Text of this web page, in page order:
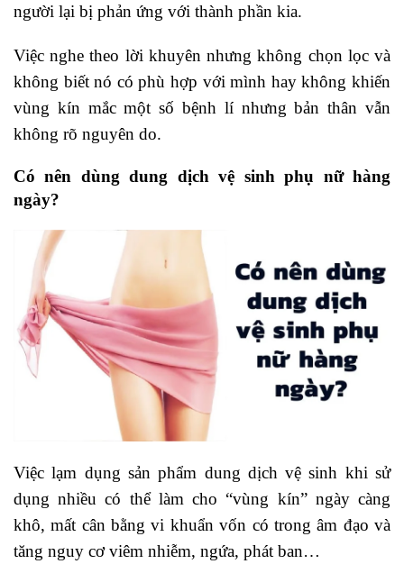
người lại bị phản ứng với thành phần kia.
Việc nghe theo lời khuyên nhưng không chọn lọc và
không biết nó có phù hợp với mình hay không khiến
vùng kín mắc một số bệnh lí nhưng bản thân vẫn
không rõ nguyên do.
Có nên dùng dung dịch vệ sinh phụ nữ hàng
ngày?
Việc lạm dụng sản phẩm dung dịch vệ sinh khi sử
dụng nhiều có thể làm cho “vùng kín” ngày càng
khô, mất cân bằng vi khuẩn vốn có trong âm đạo và
tăng nguy cơ viêm nhiễm, ngứa, phát ban…